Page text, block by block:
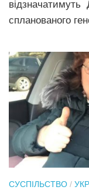
спланованого
СУСПІЛЬСТВО /